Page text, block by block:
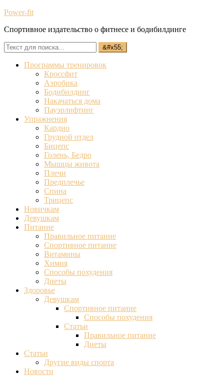
Power-fit
Спортивное издательство о фитнесе и бодибилдинге
Программы тренировок
Кроссфит
Аэробика
Бодибилдинг
Накачаться дома
Пауэрлифтинг
Упражнения
Кардио
Грудной отдел
Бицепс
Голень, Бедро
Мышцы живота
Плечи
Предплечье
Спина
Трицепс
Новичкам
Девушкам
Питание
Правильное питание
Спортивное питание
Витамины
Химия
Способы похудения
Диеты
Здоровье
Девушкам
Спортивное питание
Способы похудения
Статьи
Правильное питание
Диеты
Статьи
Другие виды спорта
Новости